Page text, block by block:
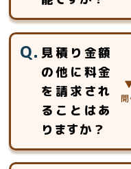
積りをさせて頂き
ご対応させていた
だきます。
見積り金額
の他に料金
を請求され
ることはあ
りますか？